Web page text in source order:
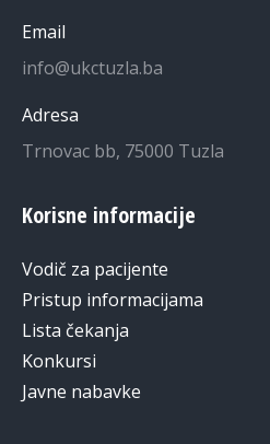
Email
info@ukctuzla.ba
Adresa
Trnovac bb, 75000 Tuzla
Korisne informacije
Vodič za pacijente
Pristup informacijama
Lista čekanja
Konkursi
Javne nabavke